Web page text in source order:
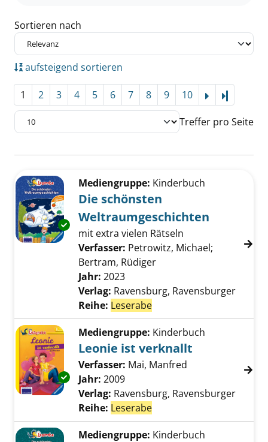
Sortieren nach
aufsteigend sortieren
1 2 3 4 5 6 7 8 9 10
Treffer pro Seite
Zu den Suchfiltern springen
Exemplar-Details von Die schönsten
Mediengruppe: Kinderbuch
Die schönsten
Weltraumgeschichten
mit extra vielen Rätseln
Verfasser: Petrowitz, Michael;
Bertram, Rüdiger
Jahr: 2023
Verlag: Ravensburg, Ravensburger
Reihe: Leserabe
Exemplar-Details von Leonie ist verknallt
Mediengruppe: Kinderbuch
Leonie ist verknallt
Verfasser: Mai, Manfred Suche nach
Jahr: 2009
Verlag: Ravensburg, Ravensburger
Reihe: Leserabe
Mediengruppe: Kinderbuch